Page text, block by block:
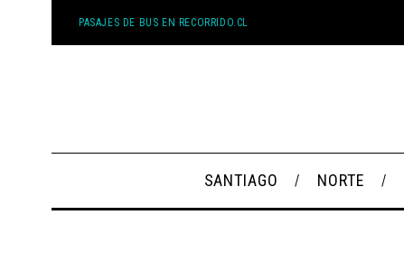
PASAJES DE BUS EN RECORRIDO.CL
SANTIAGO NORTE